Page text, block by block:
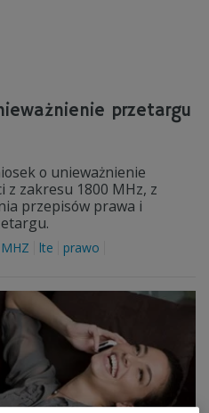
przetargu
o unieważnienie
zakresu 1800 MHz, z
przepisów prawa i
lte
prawo